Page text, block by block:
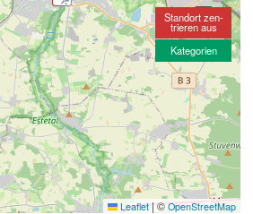
Leaflet |©OpenStreetMap
Standort zen-
trieren aus
Kategorien